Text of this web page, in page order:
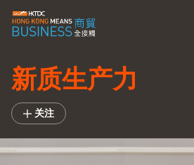
新质生产力
关注